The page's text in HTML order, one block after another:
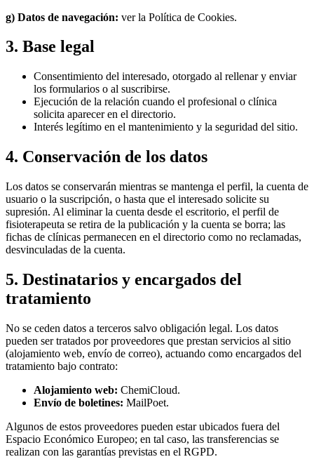
g) Datos de navegación: ver la Política de Cookies.
3. Base legal
Consentimiento del interesado, otorgado al rellenar y enviar
los formularios o al suscribirse.
Ejecución de la relación cuando el profesional o clínica
solicita aparecer en el directorio.
Interés legítimo en el mantenimiento y la seguridad del sitio.
4. Conservación de los datos
Los datos se conservarán mientras se mantenga el perfil, la cuenta de
usuario o la suscripción, o hasta que el interesado solicite su
supresión. Al eliminar la cuenta desde el escritorio, el perfil de
fisioterapeuta se retira de la publicación y la cuenta se borra; las
fichas de clínicas permanecen en el directorio como no reclamadas,
desvinculadas de la cuenta.
5. Destinatarios y encargados del
tratamiento
No se ceden datos a terceros salvo obligación legal. Los datos
pueden ser tratados por proveedores que prestan servicios al sitio
(alojamiento web, envío de correo), actuando como encargados del
tratamiento bajo contrato:
Alojamiento web: ChemiCloud.
Envío de boletines: MailPoet.
Algunos de estos proveedores pueden estar ubicados fuera del
Espacio Económico Europeo; en tal caso, las transferencias se
realizan con las garantías previstas en el RGPD.